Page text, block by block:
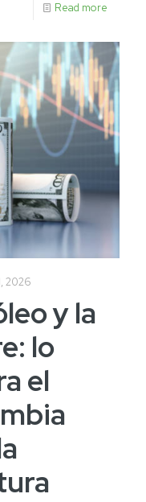
Read more
2026
y la
lo
el